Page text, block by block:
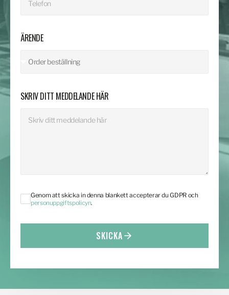
ÄRENDE
SKRIV DITT MEDDELANDE HÄR
Genom att skicka in denna blankett accepterar du GDPR och
personuppgiftspolicyn.
SKICKA